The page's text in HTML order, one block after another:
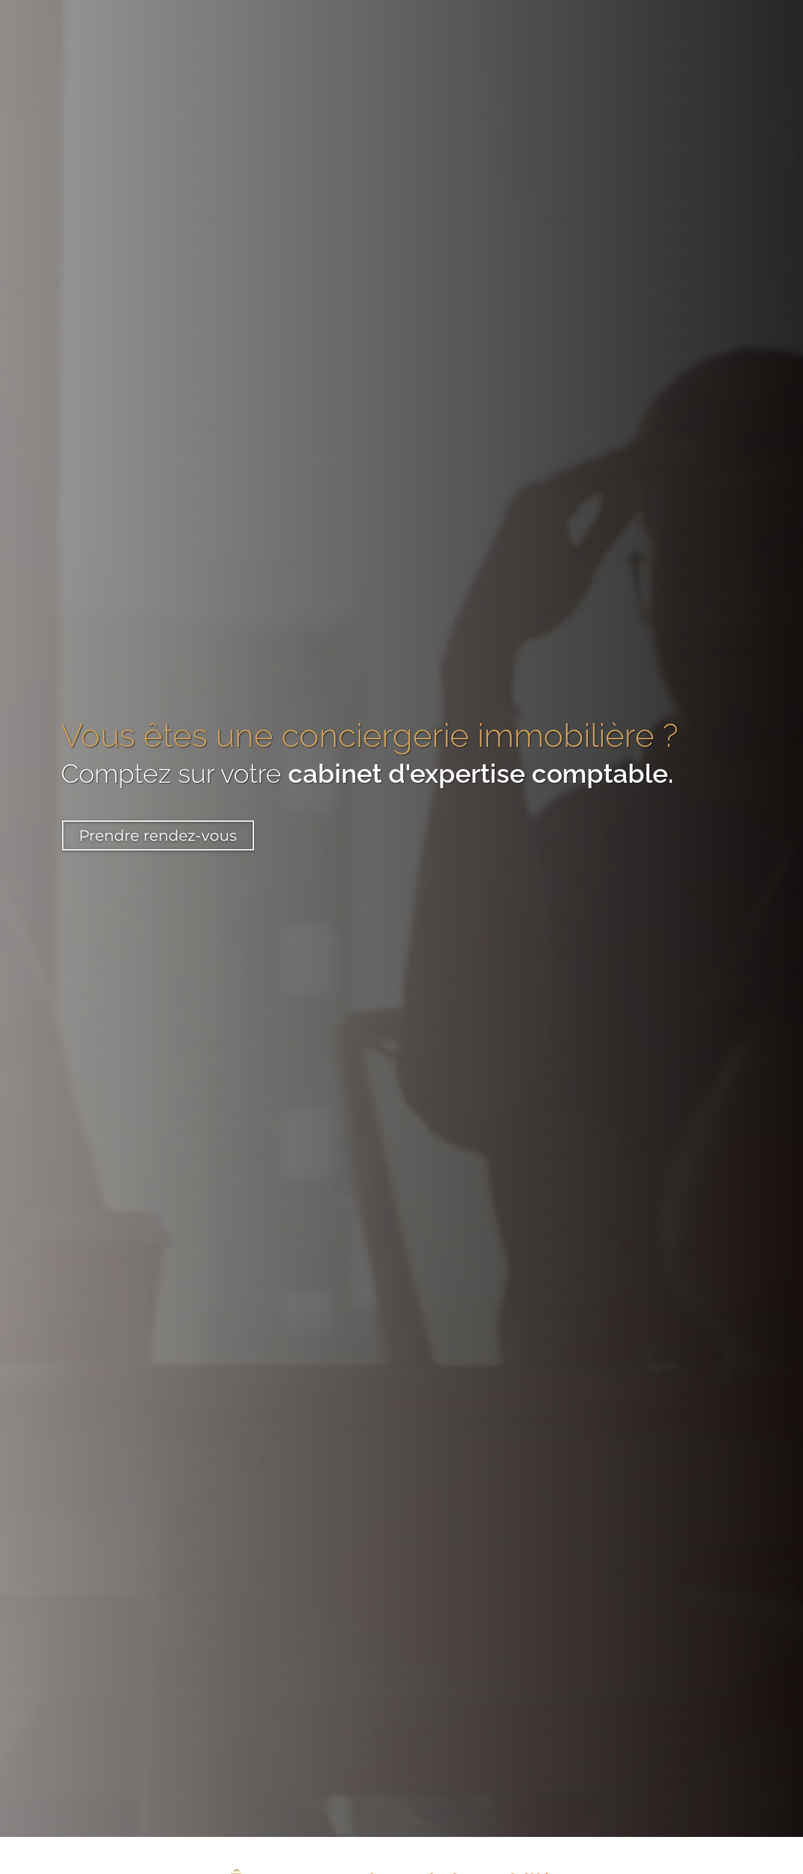
Vous êtes une conciergerie immobilière ?
Comptez sur votre cabinet d'expertise comptable.
Prendre rendez-vous